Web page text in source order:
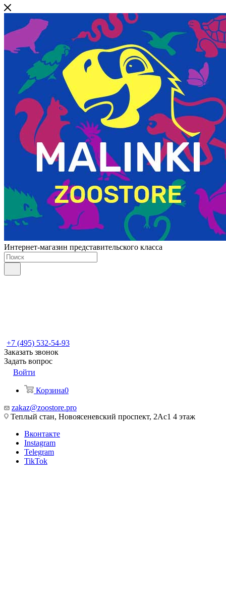
Интернет-магазин представительского класса
+7 (495) 532-54-93
Заказать звонок
Задать вопрос
Войти
Корзина0
zakaz@zoostore.pro
Теплый стан, Новоясеневский проспект, 2Ас1 4 этаж
Вконтакте
Instagram
Telegram
TikTok